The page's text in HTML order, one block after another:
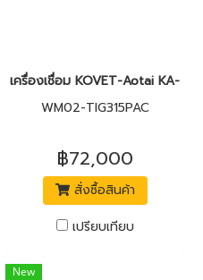
DC (3Phase)
เครื่องเชื่อม KOVET-Aotai KA-
WM02-TIG315PAC
฿72,000
สั่งซื้อสินค้า
เปรียบเทียบ
New